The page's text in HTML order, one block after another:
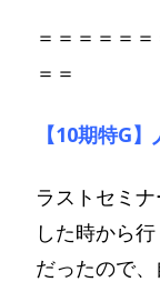
＝＝＝＝＝
＝＝
【10期特G
ラストセミ
した時から
だったので、